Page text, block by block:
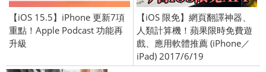
【iOS 15.5】iPhone 更新7項
重點！Apple Podcast 功能再
升級
【iOS 限免】網頁翻譯神器、
人類計算機！蘋果限時免費遊
戲、應用軟體推薦 (iPhone／
iPad) 2017/6/19